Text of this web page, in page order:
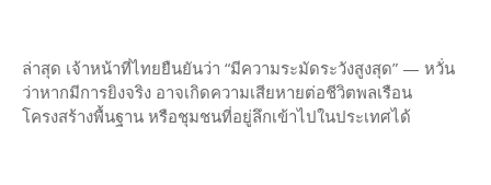
ล่าสุด เจ้าหน้าที่ไทยยืนยันว่า “มีความระมัดระวังสูงสุด” — หวั่น
ว่าหากมีการยิงจริง อาจเกิดความเสียหายต่อชีวิตพลเรือน
โครงสร้างพื้นฐาน หรือชุมชนที่อยู่ลึกเข้าไปในประเทศได้